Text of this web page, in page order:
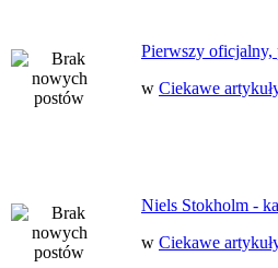
Pierwszy
w Ciekawe
Niels Stokholm -
w Ciekawe